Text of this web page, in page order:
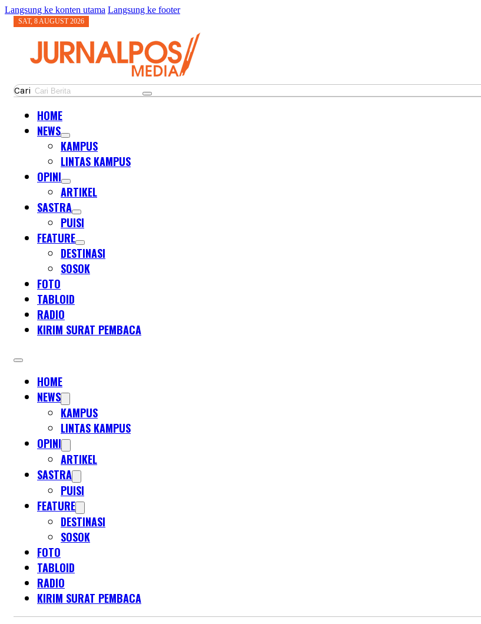
Langsung ke konten utama Langsung ke footer
SAT, 8 AUGUST 2026
Cari
HOME
NEWS
KAMPUS
LINTAS KAMPUS
OPINI
ARTIKEL
SASTRA
PUISI
FEATURE
DESTINASI
SOSOK
FOTO
TABLOID
RADIO
KIRIM SURAT PEMBACA
HOME
NEWS
KAMPUS
LINTAS KAMPUS
OPINI
ARTIKEL
SASTRA
PUISI
FEATURE
DESTINASI
SOSOK
FOTO
TABLOID
RADIO
KIRIM SURAT PEMBACA